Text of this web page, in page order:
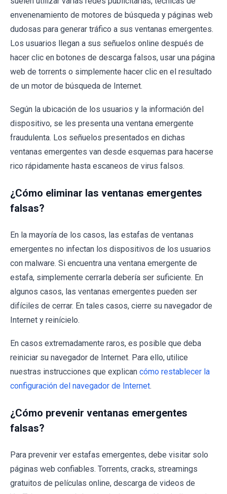
envenenamiento de motores de búsqueda y páginas web
dudosas para generar tráfico a sus ventanas emergentes.
Los usuarios llegan a sus señuelos online después de
hacer clic en botones de descarga falsos, usar una página
web de torrents o simplemente hacer clic en el resultado
de un motor de búsqueda de Internet.
Según la ubicación de los usuarios y la información del
dispositivo, se les presenta una ventana emergente
fraudulenta. Los señuelos presentados en dichas
ventanas emergentes van desde esquemas para hacerse
rico rápidamente hasta escaneos de virus falsos.
¿Cómo eliminar las ventanas emergentes
falsas?
En la mayoría de los casos, las estafas de ventanas
emergentes no infectan los dispositivos de los usuarios
con malware. Si encuentra una ventana emergente de
estafa, simplemente cerrarla debería ser suficiente. En
algunos casos, las ventanas emergentes pueden ser
difíciles de cerrar. En tales casos, cierre su navegador de
Internet y reinícielo.
En casos extremadamente raros, es posible que deba
reiniciar su navegador de Internet. Para ello, utilice
nuestras instrucciones que explican cómo restablecer la
configuración del navegador de Internet.
¿Cómo prevenir ventanas emergentes
falsas?
Para prevenir ver estafas emergentes, debe visitar solo
páginas web confiables. Torrents, cracks, streamings
gratuitos de películas online, descarga de videos de